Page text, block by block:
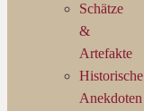
Schätze
&
Artefakte
Historische
Anekdoten